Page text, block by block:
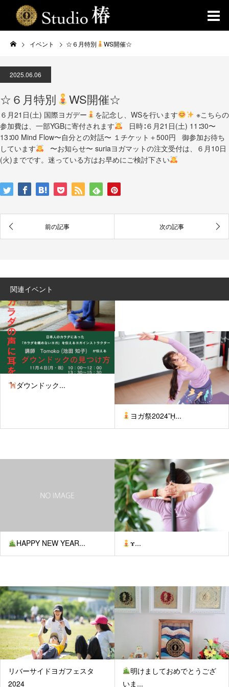
イベント ☆６月特別 WS開催☆
2025.06.06
☆６月特別 WS開催☆
６月21日(土) 国際ヨガデー を記念し、WSを行います
※こちらの
参加費は、一部YGBに寄付されます
日時∶６月21日(土) 11∶30〜
13∶00 Mind Flow〜自分との対話〜 １チケット＋500円 御参加お待ち
しています
〜お知らせ〜 suriaヨガマットの注文受付は、６月10日
(火)までです。迷っている方はお早めにご検討下さい
関連イベント
ダウンドック...
ヨガ祭2024ᾝ...
HAPPY NEW YEAR... ‍ɤ...
リバーサイドヨガフェスタ
2024
明けましておめでとうござ
いま...